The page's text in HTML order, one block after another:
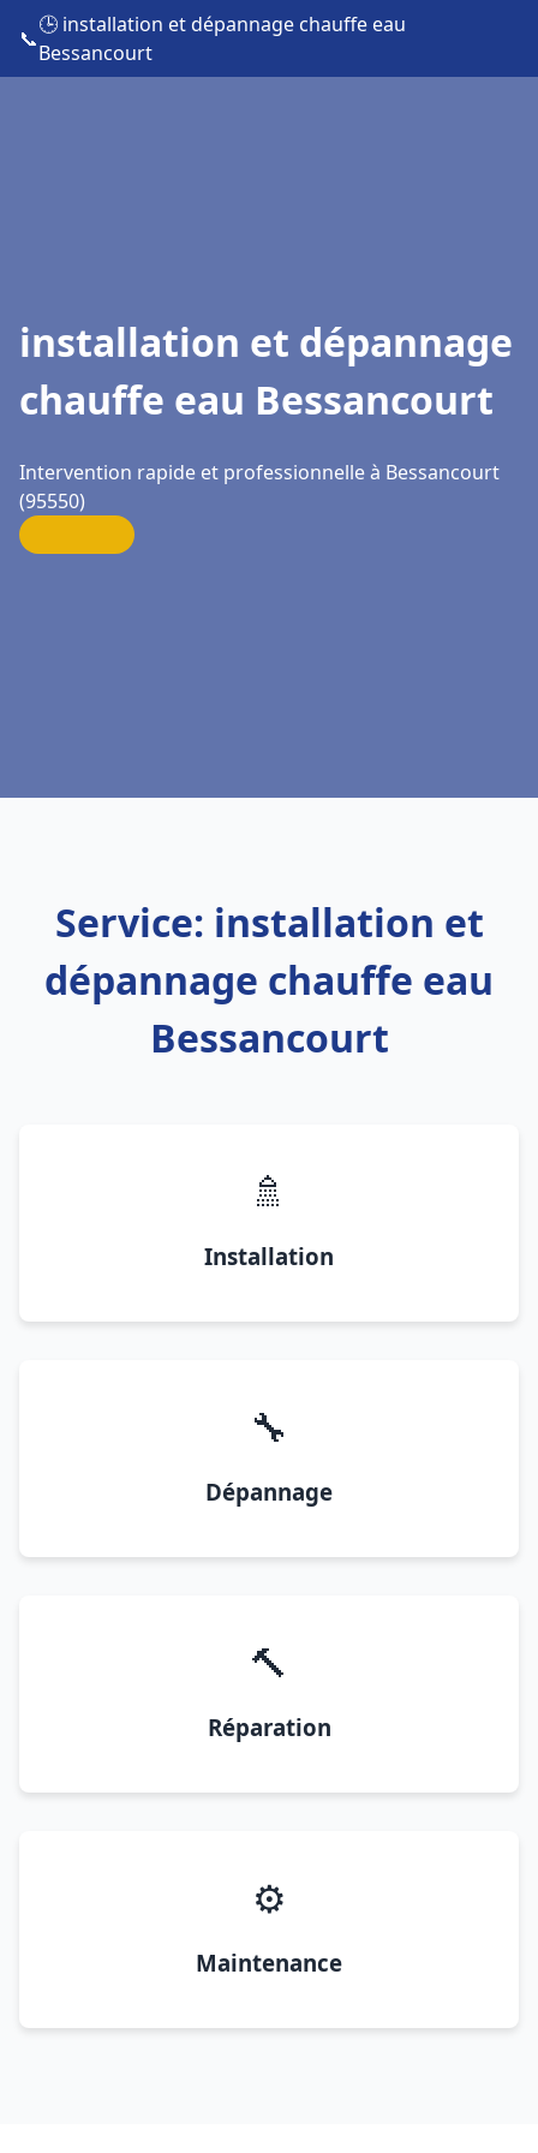
📞
🕒 installation et dépannage chauffe eau
Bessancourt
installation et dépannage
chauffe eau Bessancourt
Intervention rapide et professionnelle à Bessancourt
(95550)
Service: installation et
dépannage chauffe eau
Bessancourt
🚿
Installation
🔧
Dépannage
🔨
Réparation
⚙️
Maintenance